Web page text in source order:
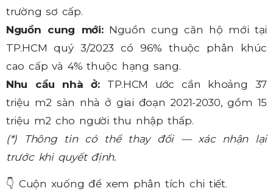
trường sơ cấp.
Nguồn cung mới: Nguồn cung căn hộ mới tại
TP.HCM quý 3/2023 có 96% thuộc phân khúc
cao cấp và 4% thuộc hạng sang.
Nhu cầu nhà ở:
TP.HCM ước cần khoảng 37
triệu m2 sàn nhà ở giai đoạn 2021-2030, gồm 15
triệu m2 cho người thu nhập thấp.
(*) Thông tin có thể thay đổi — xác nhận lại
trước khi quyết định.
👇 Cuộn xuống để xem phân tích chi tiết.